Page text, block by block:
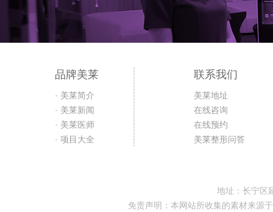
品牌美莱
· 美莱简介
· 美莱新闻
· 美莱医师
· 项目大全
联系我们
美莱地址
在线咨询
在线预约
美莱整形问答
地址：长宁区
免责声明：本网站所收集的素材来源